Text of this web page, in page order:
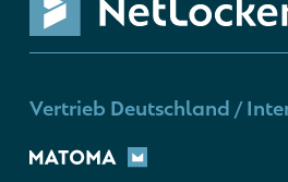
Vertrieb Deutschland /